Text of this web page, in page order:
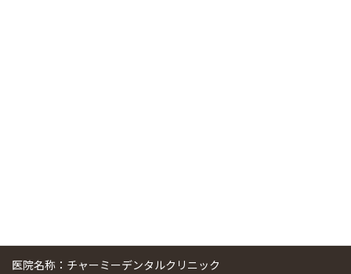
医院名称：チャーミーデンタルクリニック